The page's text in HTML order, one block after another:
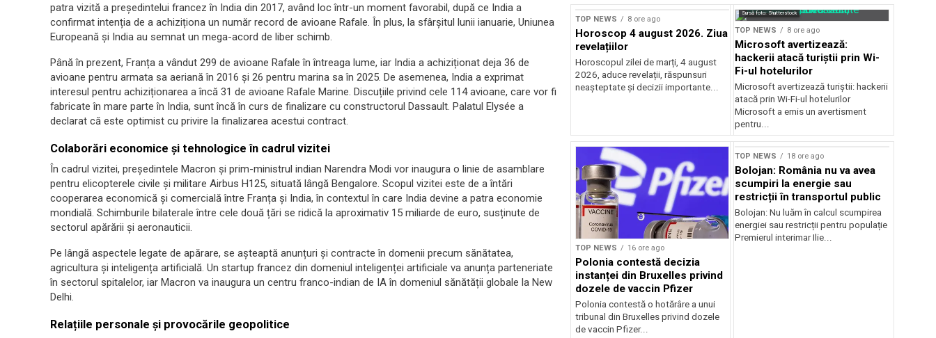
patra vizită a președintelui francez în India din 2017, având loc într-un moment favorabil, după ce India a
confirmat intenția de a achiziționa un număr record de avioane Rafale. În plus, la sfârșitul lunii ianuarie, Uniunea
Europeană și India au semnat un mega-acord de liber schimb.
Până în prezent, Franța a vândut 299 de avioane Rafale în întreaga lume, iar India a achiziționat deja 36 de
avioane pentru armata sa aeriană în 2016 și 26 pentru marina sa în 2025. De asemenea, India a exprimat
interesul pentru achiziționarea a încă 31 de avioane Rafale Marine. Discuțiile privind cele 114 avioane, care vor fi
fabricate în mare parte în India, sunt încă în curs de finalizare cu constructorul Dassault. Palatul Elysée a
declarat că este optimist cu privire la finalizarea acestui contract.
Colaborări economice și tehnologice în cadrul vizitei
În cadrul vizitei, președintele Macron și prim-ministrul indian Narendra Modi vor inaugura o linie de asamblare
pentru elicopterele civile și militare Airbus H125, situată lângă Bengalore. Scopul vizitei este de a întări
cooperarea economică și comercială între Franța și India, în contextul în care India devine a patra economie
mondială. Schimburile bilaterale între cele două țări se ridică la aproximativ 15 miliarde de euro, susținute de
sectorul apărării și aeronauticii.
Pe lângă aspectele legate de apărare, se așteaptă anunțuri și contracte în domenii precum sănătatea,
agricultura și inteligența artificială. Un startup francez din domeniul inteligenței artificiale va anunța parteneriate
în sectorul spitalelor, iar Macron va inaugura un centru franco-indian de IA în domeniul sănătății globale la New
Delhi.
Relațiile personale și provocările geopolitice
TOP NEWS 8 ore ago
Horoscop 4 august 2026. Ziua
revelațiilor
Horoscopul zilei de marți, 4 august
2026, aduce revelații, răspunsuri
neașteptate și decizii importante...
Sursă foto: Shutterstock
TOP NEWS 8 ore ago
Microsoft avertizează:
hackerii atacă turiștii prin Wi-
Fi-ul hotelurilor
Microsoft avertizează turiștii: hackerii
atacă prin Wi-Fi-ul hotelurilor
Microsoft a emis un avertisment
pentru...
TOP NEWS 16 ore ago
Polonia contestă decizia
instanței din Bruxelles privind
dozele de vaccin Pfizer
Polonia contestă o hotărâre a unui
tribunal din Bruxelles privind dozele
de vaccin Pfizer...
TOP NEWS 18 ore ago
Bolojan: România nu va avea
scumpiri la energie sau
restricții în transportul public
Bolojan: Nu luăm în calcul scumpirea
energiei sau restricții pentru populație
Premierul interimar Ilie...